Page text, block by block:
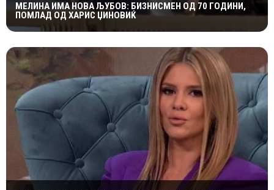
МЕЛИНА ИМА НОВА ЉУБОВ: БИЗНИСМЕН ОД 70 ГОДИНИ,
ПОМЛАД ОД ХАРИС ЏИНОВИЌ